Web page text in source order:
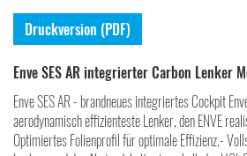
Druckversion (PDF)
Enve SES AR integrierter Carbon Lenker
Enve SES AR - brandneues integriertes Cockpit
aerodynamisch effizienteste Lenker, den ENVE
Optimiertes Folienprofil für optimale Effizienz.-